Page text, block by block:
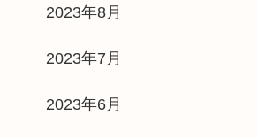
2023年8月
2023年7月
2023年6月